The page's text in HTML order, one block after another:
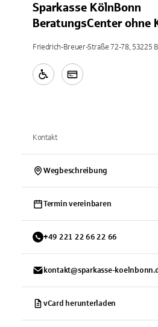
Sparkasse KölnBonn
BeratungsCenter ohne
Friedrich-Breuer-Straße 72-78, 53225
Kontakt
Wegbeschreibung
Termin vereinbaren
+49 221 22 66 22 66
kontakt@sparkasse-
vCard herunterladen